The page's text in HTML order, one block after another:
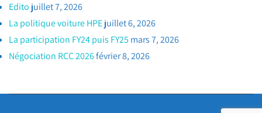
Edito juillet 7, 2026
La politique voiture HPEjuillet 6, 2026
La participation FY24 puis FY25 mars 7, 2026
Négociation RCC 2026février 8, 2026